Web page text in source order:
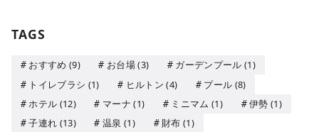
TAGS
おすすめ (9) お台場(3) ガーデンプール (1)
トイレブラシ (1) ヒルトン (4) プール (8)
ホテル (12) マーナ (1) ミニマム (1) 伊勢 (1)
子連れ (13) 温泉 (1) 財布 (1)